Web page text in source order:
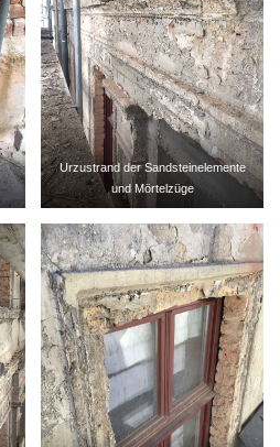
Urzustrand der Sandsteinelemente
und Mörtelzüge